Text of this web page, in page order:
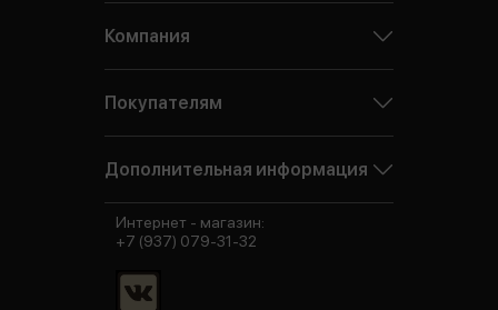
Компания
Покупателям
Дополнительная информация
Интернет - магазин:
+7 (937) 079-31-32